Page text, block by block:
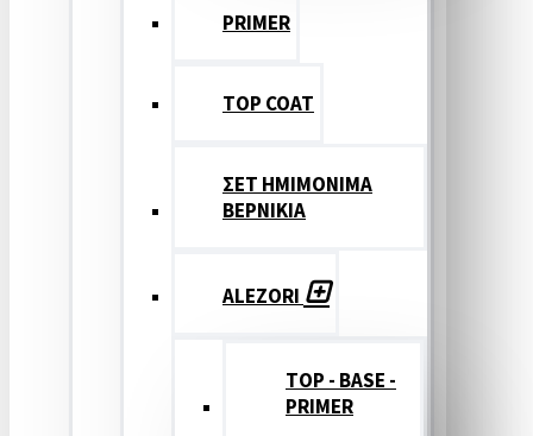
PRIMER
TOP COAT
ΣΕΤ ΗΜΙΜΟΝΙΜΑ
ΒΕΡΝΙΚΙΑ
ALEZORI
TOP - BASE -
PRIMER